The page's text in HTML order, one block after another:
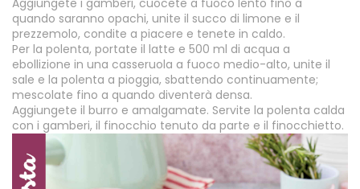
Aggiungete i gamberi, cuocete a fuoco lento fino a
quando saranno opachi, unite il succo di limone e il
prezzemolo, condite a piacere e tenete in caldo.
Per la polenta, portate il latte e 500 ml di acqua a
ebollizione in una casseruola a fuoco medio-alto, unite il
sale e la polenta a pioggia, sbattendo continuamente;
mescolate fino a quando diventerà densa.
Aggiungete il burro e amalgamate. Servite la polenta calda
con i gamberi, il finocchio tenuto da parte e il finocchietto.